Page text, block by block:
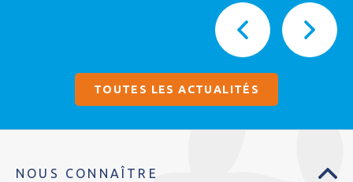
TOUTES LES ACTUALITÉS
NOUS CONNAÎTRE